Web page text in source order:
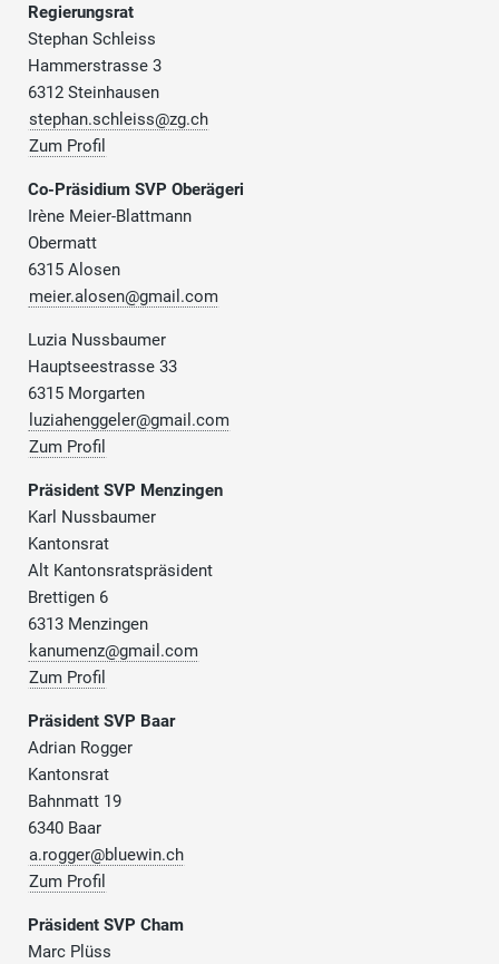
Regierungsrat
Stephan Schleiss
Hammerstrasse 3
6312 Steinhausen
stephan.schleiss@zg.ch
Zum Profil
Co-Präsidium SVP Oberägeri
Irène Meier-Blattmann
Obermatt
6315 Alosen
meier.alosen@gmail.com
Luzia Nussbaumer
Hauptseestrasse 33
6315 Morgarten
luziahenggeler@gmail.com
Zum Profil
Präsident SVP Menzingen
Karl Nussbaumer
Kantonsrat
Alt Kantonsratspräsident
Brettigen 6
6313 Menzingen
kanumenz@gmail.com
Zum Profil
Präsident SVP Baar
Adrian Rogger
Kantonsrat
Bahnmatt 19
6340 Baar
a.rogger@bluewin.ch
Zum Profil
Präsident SVP Cham
Marc Plüss